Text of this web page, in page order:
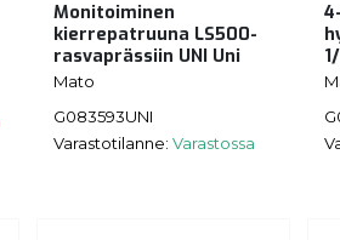
Monitoiminen
kierrepatruuna LS500-
rasvaprässiin UNI Uni
Mato
G083593UNI
Varastotilanne: Varastossa